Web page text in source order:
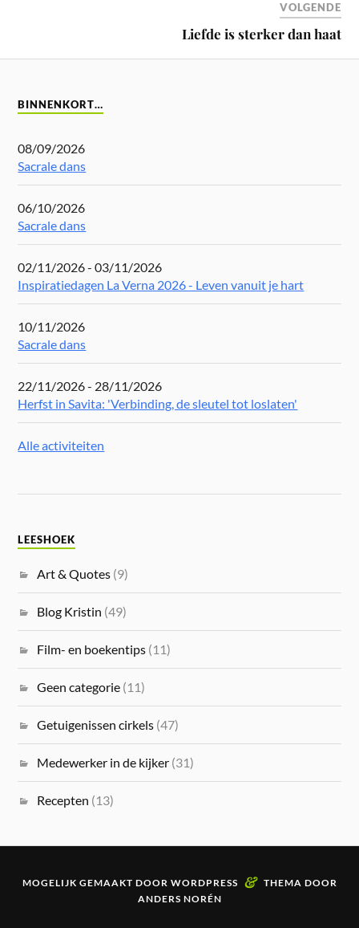
VOLGENDE
Liefde is sterker dan haat
BINNENKORT…
08/09/2026
Sacrale dans
06/10/2026
Sacrale dans
02/11/2026 - 03/11/2026
Inspiratiedagen La Verna 2026 - Leven vanuit je hart
10/11/2026
Sacrale dans
22/11/2026 - 28/11/2026
Herfst in Savita: 'Verbinding, de sleutel tot loslaten'
Alle activiteiten
LEESHOEK
Art & Quotes (9)
Blog Kristin (49)
Film- en boekentips (11)
Geen categorie (11)
Getuigenissen cirkels (47)
Medewerker in de kijker (31)
Recepten (13)
MOGELIJK GEMAAKT DOOR WORDPRESS & THEMA DOOR
ANDERS NORÉN